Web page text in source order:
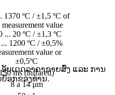
1370 ºC / ±1,5 ºC of
measurement value
... 20 ºC / ±1,3 ºC
1200 ºC / ±0,5%
value or
±0,5ºC
150 ms (infrared)
8 a 14 µm
ບເດດລາຄາຂາຍສົ່ງ ແລະ ການ
ອກຂອງທ່ານ.